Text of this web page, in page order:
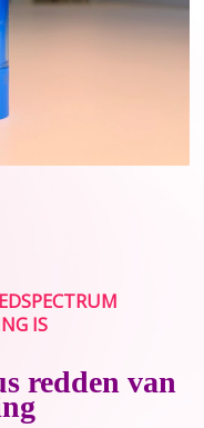
IS
redden van